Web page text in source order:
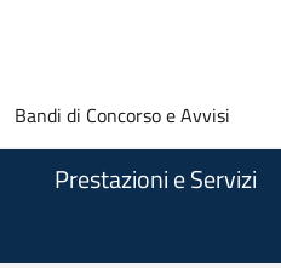
Bandi di Concorso e Avvisi
Prestazioni e Servizi